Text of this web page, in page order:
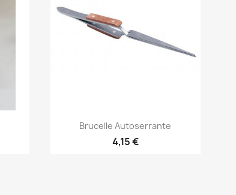
Aperçu rapide
Brucelle Autoserrante
4,15 €